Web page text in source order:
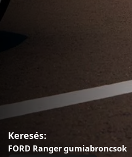
Keresés:
FORD Ranger gumiabroncsok